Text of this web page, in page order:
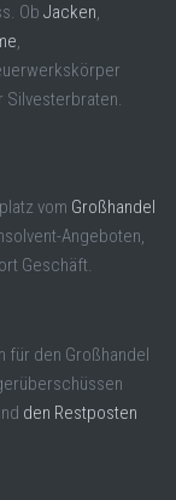
Ob Jacken,
,
Silvesterbraten.
vom Großhandel
Angeboten,
Geschäft.
für den Großhandel
den Restposten